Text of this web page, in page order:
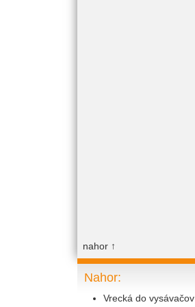
nahor↑
Nahor:
Vrecká do vysávačov